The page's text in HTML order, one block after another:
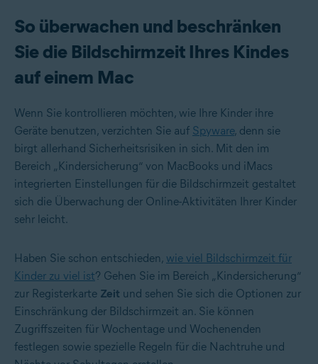
So überwachen und beschränken
Sie die Bildschirmzeit Ihres Kindes
auf einem Mac
Wenn Sie kontrollieren möchten, wie Ihre Kinder ihre
Geräte benutzen, verzichten Sie auf Spyware, denn sie
birgt allerhand Sicherheitsrisiken in sich. Mit den im
Bereich „Kindersicherung“ von MacBooks und iMacs
integrierten Einstellungen für die Bildschirmzeit gestaltet
sich die Überwachung der Online-Aktivitäten Ihrer Kinder
sehr leicht.
Haben Sie schon entschieden, wie viel Bildschirmzeit für
Kinder zu viel ist? Gehen Sie im Bereich „Kindersicherung“
zur Registerkarte Zeit und sehen Sie sich die Optionen zur
Einschränkung der Bildschirmzeit an. Sie können
Zugriffszeiten für Wochentage und Wochenenden
festlegen sowie spezielle Regeln für die Nachtruhe und